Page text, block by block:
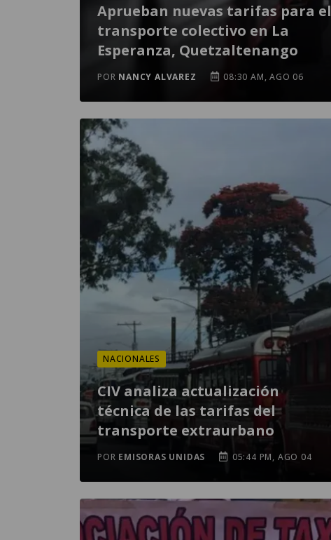
Aprueban nuevas tarifas para el
transporte colectivo en La
Esperanza, Quetzaltenango
POR NANCY ALVAREZ 08:30 AM, AGO 06
NACIONALES
CIV analiza actualización
técnica de las tarifas del
transporte extraurbano
POR EMISORAS UNIDAS 05:44 PM, AGO 04